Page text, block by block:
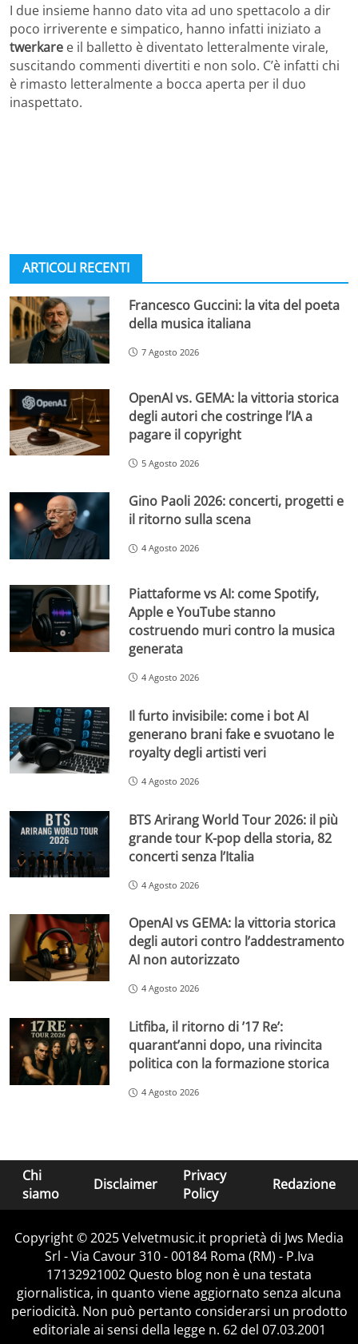
I due insieme hanno dato vita ad uno spettacolo a dir
poco irriverente e simpatico, hanno infatti iniziato a
twerkare e il balletto è diventato letteralmente virale,
suscitando commenti divertiti e non solo. C’è infatti chi
è rimasto letteralmente a bocca aperta per il duo
inaspettato.
ARTICOLI RECENTI
Francesco Guccini: la vita del poeta
della musica italiana
7 Agosto 2026
OpenAI vs. GEMA: la vittoria storica
degli autori che costringe l’IA a
pagare il copyright
5 Agosto 2026
Gino Paoli 2026: concerti, progetti e
il ritorno sulla scena
4 Agosto 2026
Piattaforme vs AI: come Spotify,
Apple e YouTube stanno
costruendo muri contro la musica
generata
4 Agosto 2026
Il furto invisibile: come i bot AI
generano brani fake e svuotano le
royalty degli artisti veri
4 Agosto 2026
BTS Arirang World Tour 2026: il più
grande tour K-pop della storia, 82
concerti senza l’Italia
4 Agosto 2026
OpenAI vs GEMA: la vittoria storica
degli autori contro l’addestramento
AI non autorizzato
4 Agosto 2026
Litfiba, il ritorno di ’17 Re’:
quarant’anni dopo, una rivincita
politica con la formazione storica
4 Agosto 2026
Chi
siamo
Disclaimer
Privacy
Policy
Redazione
Copyright © 2025 Velvetmusic.it proprietà di Jws Media
Srl - Via Cavour 310 - 00184 Roma (RM) - P.Iva
17132921002 Questo blog non è una testata
giornalistica, in quanto viene aggiornato senza alcuna
periodicità. Non può pertanto considerarsi un prodotto
editoriale ai sensi della legge n. 62 del 07.03.2001